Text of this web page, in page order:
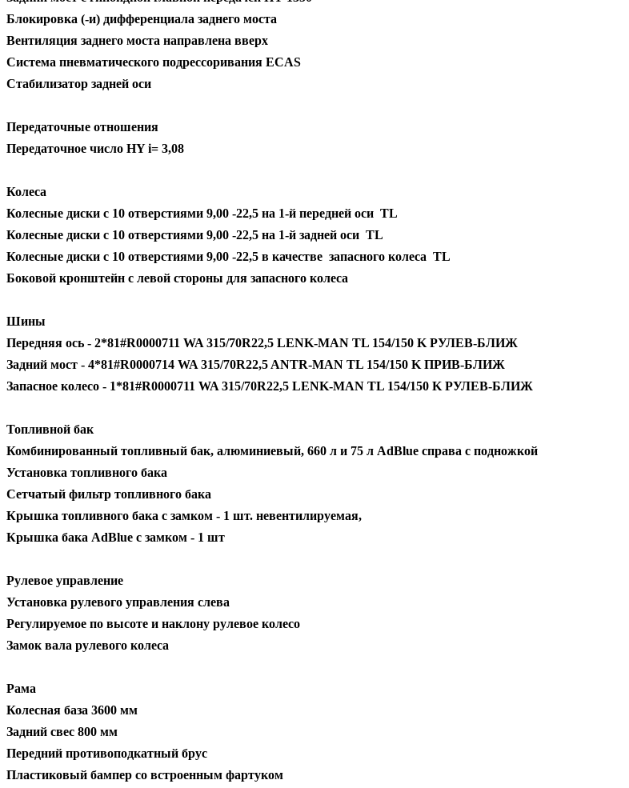
Блокировка (-и) дифференциала заднего моста
Вентиляция заднего моста направлена вверх
Система пневматического подрессоривания ECAS
Стабилизатор задней оси
Передаточные отношения
Передаточное число HY i= 3,08
Колеса
Колесные диски с 10 отверстиями 9,00 -22,5 на 1-й передней оси TL
Колесные диски с 10 отверстиями 9,00 -22,5 на 1-й задней оси TL
Колесные диски с 10 отверстиями 9,00 -22,5 в качестве запасного колеса TL
Боковой кронштейн с левой стороны для запасного колеса
Шины
Передняя ось - 2*81#R0000711 WA 315/70R22,5 LENK-MAN TL 154/150 K РУЛЕВ-БЛИЖ
Задний мост - 4*81#R0000714 WA 315/70R22,5 ANTR-MAN TL 154/150 K ПРИВ-БЛИЖ
Запасное колесо - 1*81#R0000711 WA 315/70R22,5 LENK-MAN TL 154/150 K РУЛЕВ-БЛИЖ
Топливной бак
Комбинированный топливный бак, алюминиевый, 660 л и 75 л AdBlue справа с подножкой
Установка топливного бака
Сетчатый фильтр топливного бака
Крышка топливного бака с замком - 1 шт. невентилируемая,
Крышка бака AdBlue с замком - 1 шт
Рулевое управление
Установка рулевого управления слева
Регулируемое по высоте и наклону рулевое колесо
Замок вала рулевого колеса
Рама
Колесная база 3600 мм
Задний свес 800 мм
Передний противоподкатный брус
Пластиковый бампер со встроенным фартуком